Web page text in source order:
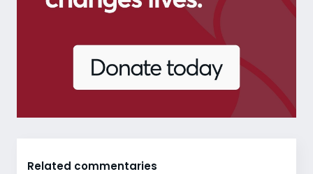
Related commentaries